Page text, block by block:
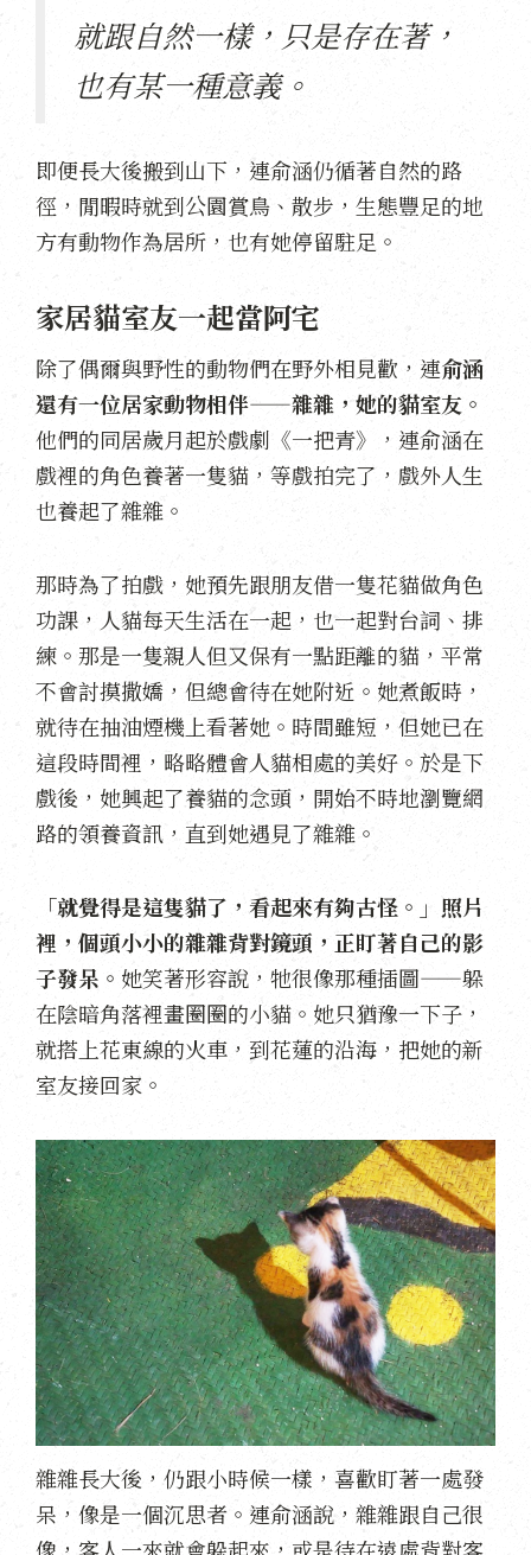
就跟自然一樣，只是存在著，
也有某一種意義。
即便長大後搬到山下，連俞涵仍循著自然的路
徑，閒暇時就到公園賞鳥、散步，生態豐足的地
方有動物作為居所，也有她停留駐足。
家居貓室友一起當阿宅
除了偶爾與野性的動物們在野外相見歡，連俞涵
還有一位居家動物相伴——雜雜，她的貓室友。
他們的同居歲月起於戲劇《一把青》，連俞涵在
戲裡的角色養著一隻貓，等戲拍完了，戲外人生
也養起了雜雜。
那時為了拍戲，她預先跟朋友借一隻花貓做角色
功課，人貓每天生活在一起，也一起對台詞、排
練。那是一隻親人但又保有一點距離的貓，平常
不會討摸撒嬌，但總會待在她附近。她煮飯時，
就待在抽油煙機上看著她。時間雖短，但她已在
這段時間裡，略略體會人貓相處的美好。於是下
戲後，她興起了養貓的念頭，開始不時地瀏覽網
路的領養資訊，直到她遇見了雜雜。
「就覺得是這隻貓了，看起來有夠古怪。」照片
裡，個頭小小的雜雜背對鏡頭，正盯著自己的影
子發呆。 她笑著形容說，牠很像那種插圖——躲
在陰暗角落裡畫圈圈的小貓。她只猶豫一下子，
就搭上花東線的火車，到花蓮的沿海，把她的新
室友接回家。
雜雜長大後，仍跟小時候一樣，喜歡盯著一處發
呆，像是一個沉思者。連俞涵說，雜雜跟自己很